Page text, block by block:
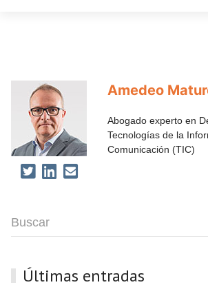
Amedeo
Abogado experto en
Tecnologías de la
Comunicación (TIC)
Últimas entradas